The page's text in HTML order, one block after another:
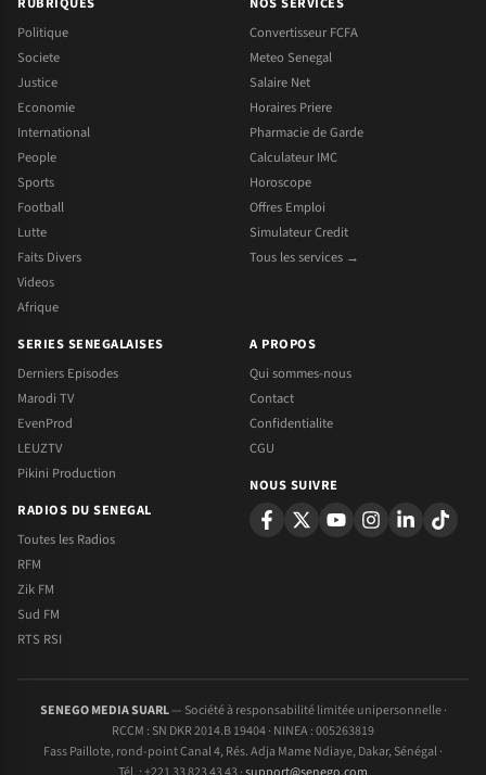
Politique
Societe
Justice
Economie
International
People
Sports
Football
Lutte
Faits Divers
Videos
Afrique
Convertisseur FCFA
Meteo Senegal
Salaire Net
Horaires Priere
Pharmacie de Garde
Calculateur IMC
Horoscope
Offres Emploi
Simulateur Credit
Tous les services →
SERIES SENEGALAISES
Derniers Episodes
Marodi TV
EvenProd
LEUZTV
Pikini Production
RADIOS DU SENEGAL
Toutes les Radios
RFM
Zik FM
Sud FM
RTS RSI
A PROPOS
Qui sommes-nous
Contact
Confidentialite
CGU
NOUS SUIVRE
SENEGO MEDIA SUARL— Société à responsabilité limitée unipersonnelle ·
RCCM : SN DKR 2014.B 19404 · NINEA : 005263819
Fass Paillote, rond-point Canal 4, Rés. Adja Mame Ndiaye, Dakar, Sénégal ·